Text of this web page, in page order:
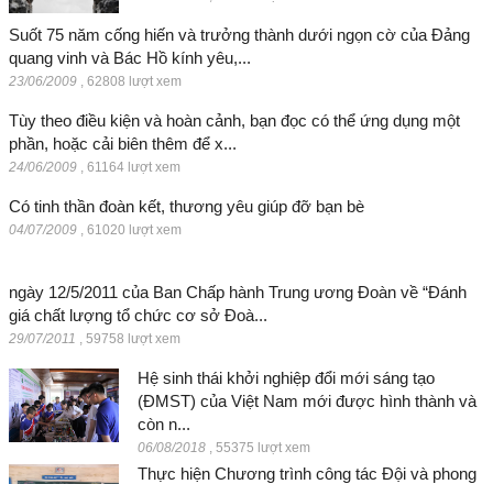
Suốt 75 năm cống hiến và trưởng thành dưới ngọn cờ của Đảng
quang vinh và Bác Hồ kính yêu,...
23/06/2009 62808 lượt xem
Tùy theo điều kiện và hoàn cảnh, bạn đọc có thể ứng dụng một
phần, hoặc cải biên thêm để x...
24/06/2009 61164 lượt xem
Có tinh thần đoàn kết, thương yêu giúp đỡ bạn bè
04/07/2009 61020 lượt xem
ngày 12/5/2011 của Ban Chấp hành Trung ương Đoàn về “Đánh
giá chất lượng tổ chức cơ sở Đoà...
29/07/2011 59758 lượt xem
Hệ sinh thái khởi nghiệp đổi mới sáng tạo
(ĐMST) của Việt Nam mới được hình thành và
còn n...
06/08/2018 55375 lượt xem
Thực hiện Chương trình công tác Đội và phong